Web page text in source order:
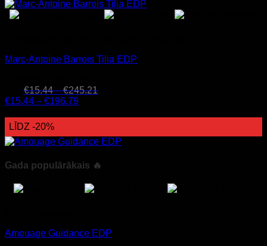
Marc-Antoine Barrois Tilia EDP
€15.44–€245.21
€15.44 – €196.79
LĪDZ -20%
Gada populārākais 🔥
Amouage Guidance EDP